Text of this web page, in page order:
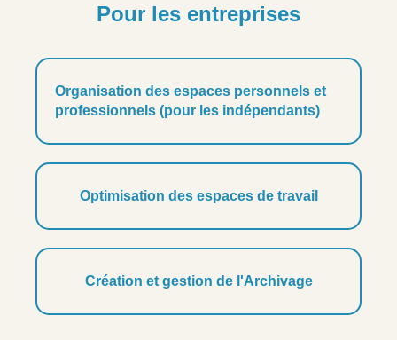
Pour les entreprises
Organisation des espaces personnels et
professionnels (pour les indépendants)
Optimisation des espaces de travail
Création et gestion de l'Archivage